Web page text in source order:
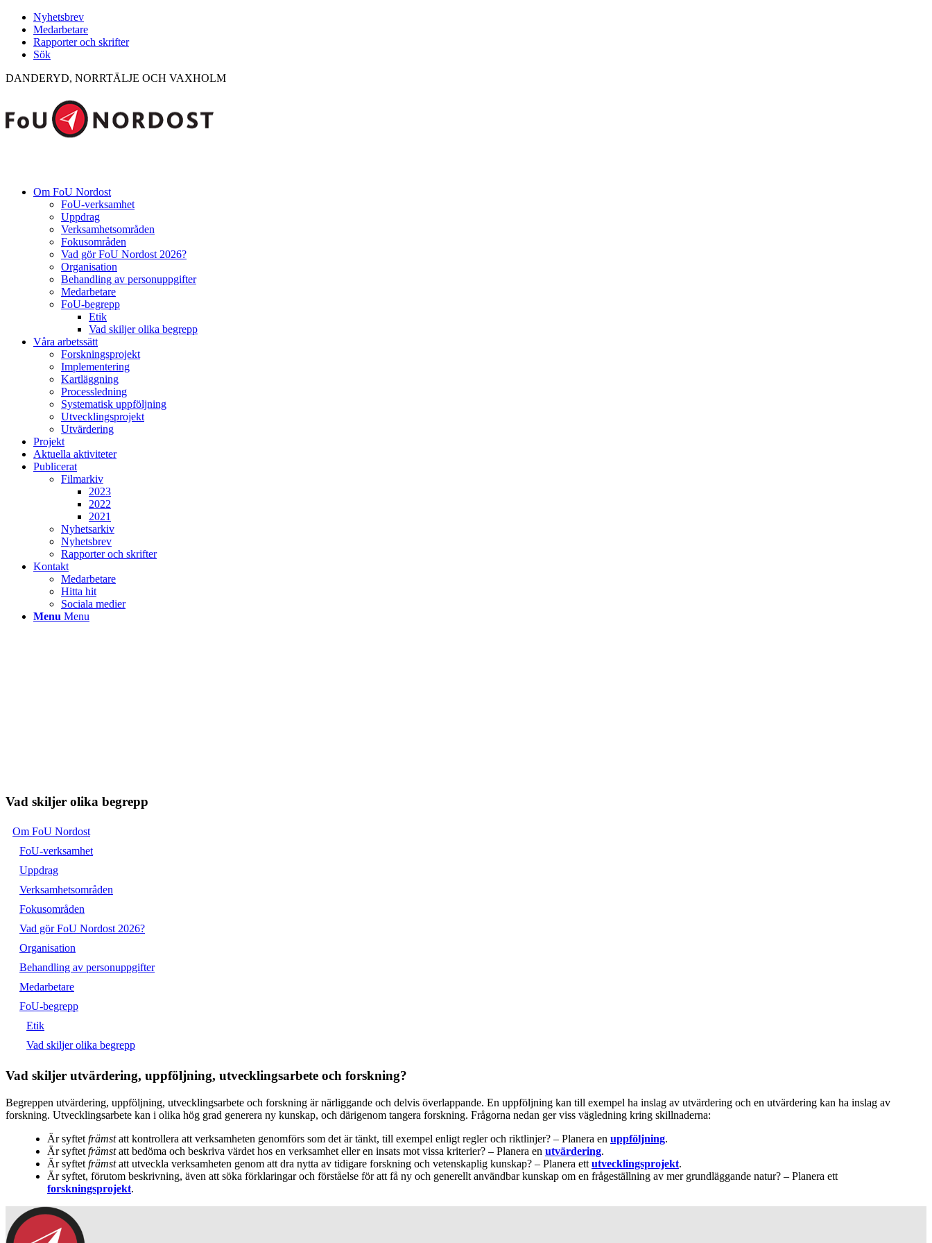
Nyhetsbrev
Medarbetare
Rapporter och skrifter
Sök
DANDERYD, NORRTÄLJE OCH VAXHOLM
Om FoU Nordost
FoU-verksamhet
Uppdrag
Verksamhetsområden
Fokusområden
Vad gör FoU Nordost 2026?
Organisation
Behandling av personuppgifter
Medarbetare
FoU-begrepp
Etik
Vad skiljer olika begrepp
Våra arbetssätt
Forskningsprojekt
Implementering
Kartläggning
Processledning
Systematisk uppföljning
Utvecklingsprojekt
Utvärdering
Projekt
Aktuella aktiviteter
Publicerat
Filmarkiv
2023
2022
2021
Nyhetsarkiv
Nyhetsbrev
Rapporter och skrifter
Kontakt
Medarbetare
Hitta hit
Sociala medier
Menu Menu
Vad skiljer olika begrepp
Om FoU Nordost
FoU-verksamhet
Uppdrag
Verksamhetsområden
Fokusområden
Vad gör FoU Nordost 2026?
Organisation
Behandling av personuppgifter
Medarbetare
FoU-begrepp
Etik
Vad skiljer olika begrepp
Vad skiljer utvärdering, uppföljning, utvecklingsarbete och forskning?
Begreppen utvärdering, uppföljning, utvecklingsarbete och forskning är närliggande och delvis överlappande. En uppföljning kan till exempel ha inslag av utvärdering och en utvärdering kan ha inslag av
forskning. Utvecklingsarbete kan i olika hög grad generera ny kunskap, och därigenom tangera forskning. Frågorna nedan ger viss vägledning kring skillnaderna:
Är syftet främstatt kontrollera att verksamheten genomförs som det är tänkt, till exempel enligt regler och riktlinjer? – Planera en uppföljning.
Är syftet främstatt bedöma och beskriva värdet hos en verksamhet eller en insats mot vissa kriterier? – Planera en utvärdering.
Är syftet främstatt utveckla verksamheten genom att dra nytta av tidigare forskning och vetenskaplig kunskap? – Planera ett utvecklingsprojekt.
Är syftet, förutom beskrivning, även att söka förklaringar och förståelse för att få ny och generellt användbar kunskap om en frågeställning av mer grundläggande natur? – Planera ett
forskningsprojekt.